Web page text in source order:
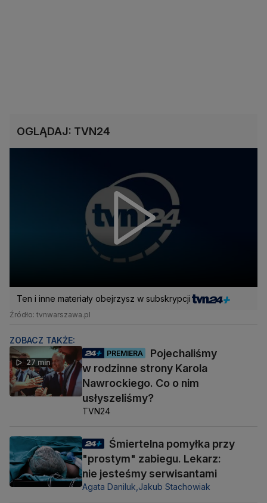
OGLĄDAJ: TVN24
Ten i inne materiały obejrzysz w subskrypcji
Źródło: tvnwarszawa.pl
ZOBACZ TAKŻE:
27 min
PREMIERA
Pojechaliśmy
w rodzinne strony Karola
Nawrockiego. Co o nim
usłyszeliśmy?
TVN24
Śmiertelna pomyłka przy
"prostym" zabiegu. Lekarz:
nie jesteśmy serwisantami
Agata Daniluk, Jakub Stachowiak